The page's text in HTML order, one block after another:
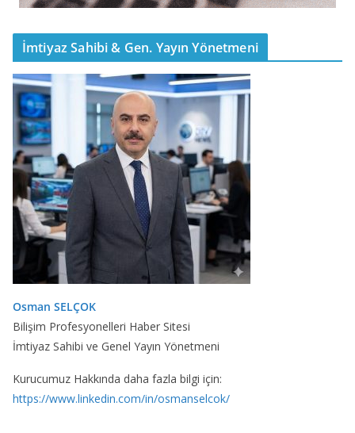
İmtiyaz Sahibi & Gen. Yayın Yönetmeni
Osman SELÇOK
Bilişim Profesyonelleri Haber Sitesi
İmtiyaz Sahibi ve Genel Yayın Yönetmeni
Kurucumuz Hakkında daha fazla bilgi için:
https://www.linkedin.com/in/osmanselcok/